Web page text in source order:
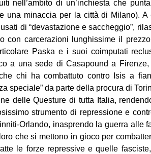
nell’ambito di un’inchiesta che
una minaccia per la città di Milano).
di “devastazione e saccheggio”,
con carcerazioni lunghissime il
Paska e i suoi coimputati
a una sede di Casapound a Firenze,
chi ha combattuto contro Isis a
speciale” da parte della procura di
delle Questure di tutta Italia,
strumento di repressione e
Orlando, inasprendo la guerra alle
che si mettono in gioco per
le forze repressive e quelle